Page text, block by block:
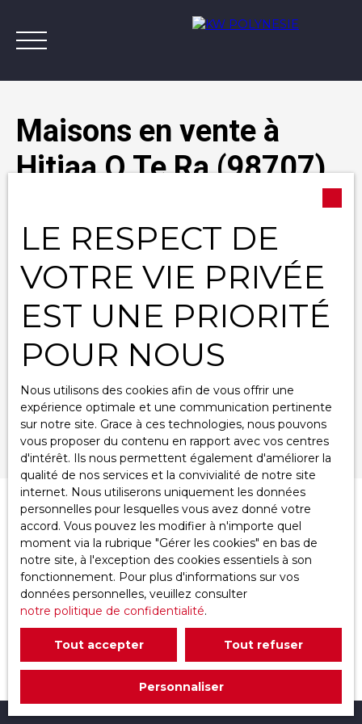
Maisons en vente à
Hitiaa O Te Ra (98707)
Vente
Maison
Hitiaa O Te Ra (98707)
Localisation
Budget max (XPF)
Surface min (m²)
Rechercher
Pertinence
Trier par Créer une alerte
Aucun résultat
LE RESPECT DE
VOTRE VIE PRIVÉE
EST UNE PRIORITÉ
POUR NOUS
Nous utilisons des cookies afin de vous offrir une
expérience optimale et une communication pertinente
sur notre site. Grace à ces technologies, nous pouvons
vous proposer du contenu en rapport avec vos centres
d'intérêt. Ils nous permettent également d'améliorer la
qualité de nos services et la convivialité de notre site
internet. Nous utiliserons uniquement les données
personnelles pour lesquelles vous avez donné votre
accord. Vous pouvez les modifier à n'importe quel
moment via la rubrique ″Gérer les cookies″ en bas de
notre site, à l'exception des cookies essentiels à son
fonctionnement. Pour plus d'informations sur vos
données personnelles, veuillez consulter
notre politique de confidentialité.
Tout accepter Tout refuser
Personnaliser